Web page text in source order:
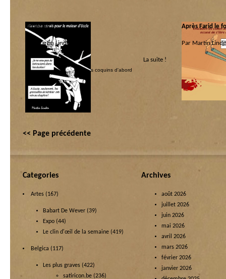
Uccleries…
Par Martin Linden.
Catégorie :
La main invisible du MR
|Les coquins d'abord
La suite !
Après Farid le
Par Martin
Les coquins
internationale
<< Page précédente
Categories
Artes (167)
Babart De Wever (39)
Expo (44)
Le clin d'œil de la semaine (419)
Belgica (117)
Les plus graves (422)
satiricon.be (236)
Archives
août 2026
juillet 2026
juin 2026
mai 2026
avril 2026
mars 2026
février 2026
janvier 2026